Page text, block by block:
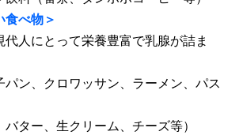
食べ物＞
代人にとって栄養豊富で乳腺が詰ま
パン、クロワッサン、ラーメン、パス
バター、生クリーム、チーズ等）